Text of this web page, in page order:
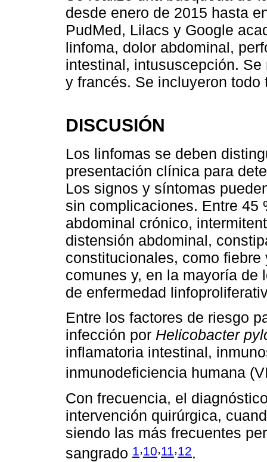
desde enero de 2015 hasta
PudMed, Lilacs y Google
linfoma, dolor abdominal,
intestinal, intususcepción.
y francés. Se incluyeron
DISCUSIÓN
Los linfomas se deben
presentación clínica para
Los signos y síntomas
sin complicaciones. Entre 45
abdominal crónico,
distensión abdominal,
constitucionales, como
comunes y, en la mayoría de
de enfermedad
Entre los factores de riesgo
infección por Helicobacter
inflamatoria intestinal,
inmunodeficiencia humana
Con frecuencia, el
intervención quirúrgica,
siendo las más frecuentes
sangrado 1 10 11 12.